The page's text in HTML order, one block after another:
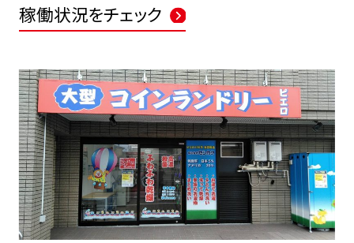
稼働状況をチェック